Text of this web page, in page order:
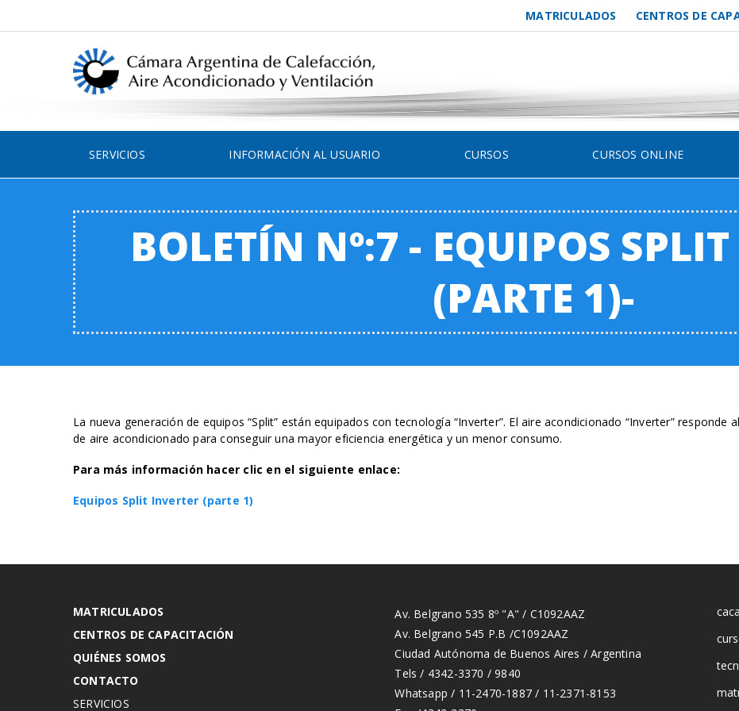
MATRICULADOS CENTROS DE
SERVICIOS INFORMACIÓN AL USUARIO CURSOS CURSOS ONLINE
BOLETÍN Nº:7 - EQUIPOS
(PARTE 1)-
La nueva generación de equipos “Split” están equipados con tecnología “Inverter”. El aire acondicionado “Inverter”
de aire acondicionado para conseguir una mayor eficiencia energética y un menor consumo.
Para más información hacer clic en el siguiente enlace:
Equipos Split Inverter (parte 1)
MATRICULADOS
CENTROS DE CAPACITACIÓN
QUIÉNES SOMOS
CONTACTO
SERVICIOS
Av. Belgrano 535 8º "A" / C1092AAZ
Av. Belgrano 545 P.B /C1092AAZ
Ciudad Autónoma de Buenos Aires / Argentina
Tels / 4342-3370 / 9840
Whatsapp / 11-2470-1887 / 11-2371-8153